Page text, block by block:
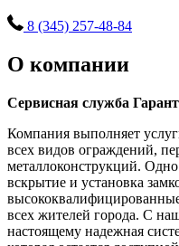
8 (345) 257-48-84
О компании
Сервисная служба Гарант
Компания выполняет
всех видов ограждений,
металлоконструкций.
вскрытие и установка
всех жителей города. С
настоящему надежная